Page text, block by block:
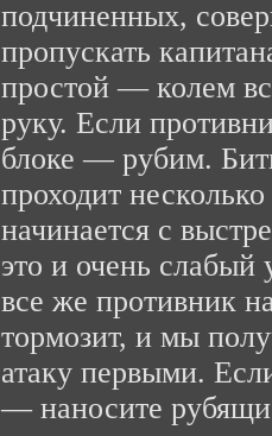
подчиненных,
пропускать
простой — колем
руку. Если
блоке — рубим.
проходит
начинается с
это и очень слабый
все же противник
тормозит, и мы
атаку первыми.
— наносите